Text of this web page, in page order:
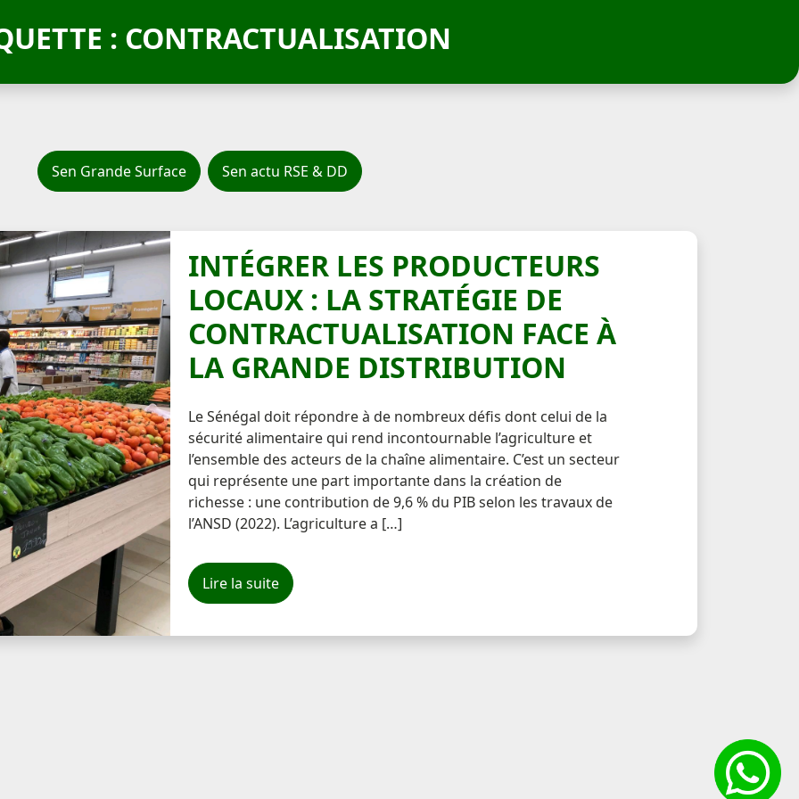
: CONTRACTUALISATION
Sen Grande Surface Sen actu RSE & DD
INTÉGRER LES PRODUCTEURS
LOCAUX : LA STRATÉGIE DE
CONTRACTUALISATION FACE À
LA GRANDE DISTRIBUTION
Le Sénégal doit répondre à de nombreux défis dont celui de la
sécurité alimentaire qui rend incontournable l’agriculture et
l’ensemble des acteurs de la chaîne alimentaire. C’est un secteur
qui représente une part importante dans la création de
richesse : une contribution de 9,6 % du PIB selon les travaux de
l’ANSD (2022). L’agriculture a […]
Lire la suite